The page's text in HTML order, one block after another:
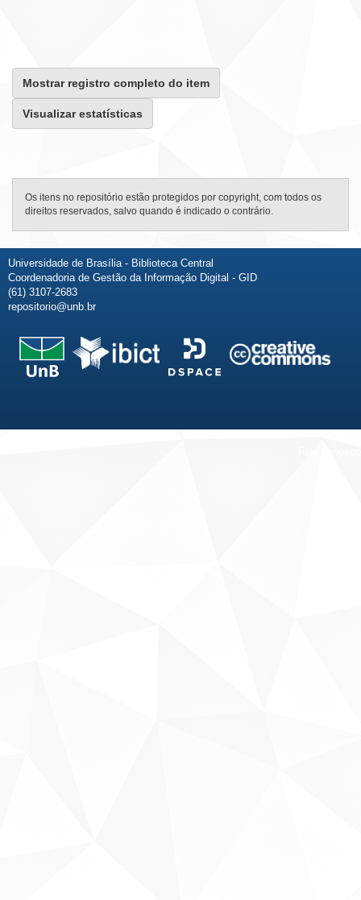
Mostrar registro completo do item
Visualizar estatísticas
Os itens no repositório estão protegidos por copyright, com todos os
direitos reservados, salvo quando é indicado o contrário.
Universidade de Brasília - Biblioteca Central
Coordenadoria de Gestão da Informação Digital - GID
(61) 3107-2683
repositorio@unb.br